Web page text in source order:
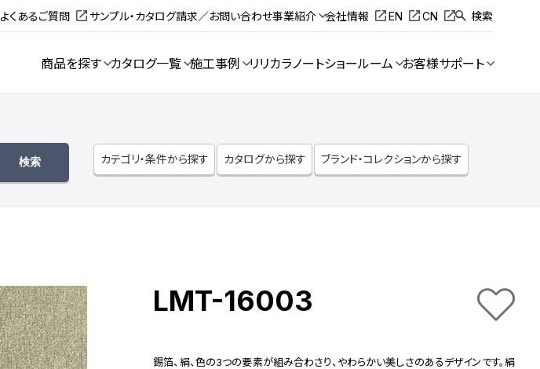
よくあるご質問 サンプル・カタログ請求／お問い合わせ事業紹介 会社情報 EN CN 検索
商品を探す カタログ一覧 施工事例 リリカラノートショールーム お客様サポート
カテゴリ・条件から探す カタログから探す ブランド・コレクションから探す
LMT-16003
錫箔、絹、色の3つの要素が組み合わさり、やわらかい美しさのあるデザインです。絹